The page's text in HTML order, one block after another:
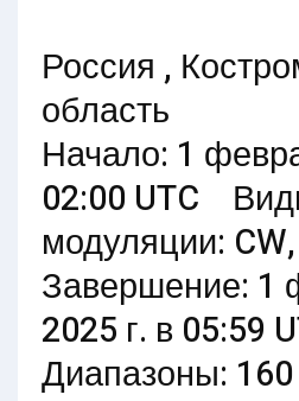
Россия ,
область
Начало: 1
02:00 UTC
модуляции:
Завершение: 1
2025 г. в 05:59
Диапазоны: